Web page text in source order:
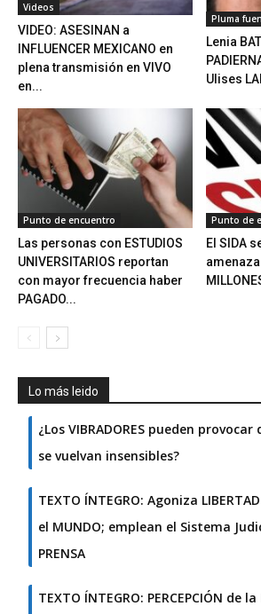
Videos
VIDEO: ASESINAN a
INFLUENCER MEXICANO en
plena transmisión en VIVO
en...
Pluma
Lenia
Ulises
Punto de encuentro
Las personas con ESTUDIOS
UNIVERSITARIOS reportan
con mayor frecuencia haber
PAGADO...
Punto de
El SIDA
Lo más leido
¿Los VIBRADORES pueden provocar
se vuelvan insensibles?
TEXTO ÍNTEGRO: Agoniza
el MUNDO; emplean el Sistema
PRENSA
TEXTO ÍNTEGRO: PERCEPCIÓN de la